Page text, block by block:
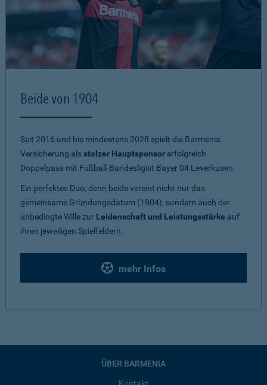
Beide von 1904
Seit 2016 und bis mindestens 2028 spielt die Barmenia
Versicherung alsstolzer Hauptsponsorerfolgreich
Doppelpass mit Fußball-Bundesligist Bayer 04 Leverkusen.
Ein perfektes Duo, denn beide vereint nicht nur das
gemeinsame Gründungsdatum (1904), sondern auch der
unbedingte Wille zur Leidenschaft und Leistungsstärke auf
ihren jeweiligen Spielfeldern.
mehr Infos
ÜBER BARMENIA
Kontakt